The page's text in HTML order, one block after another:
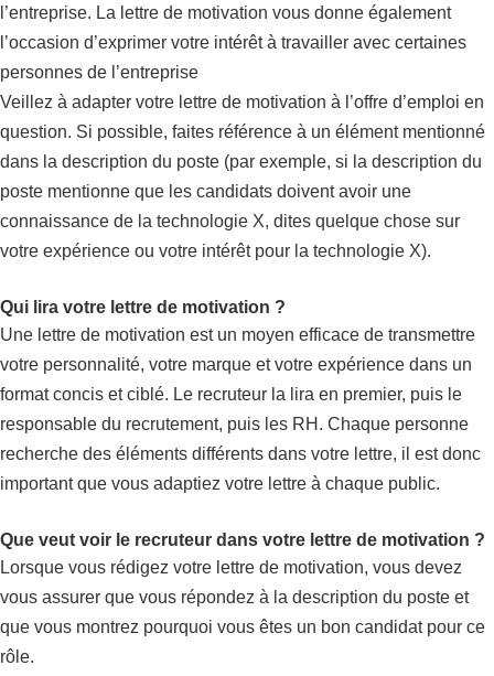
l’entreprise. La lettre de motivation vous donne également
l’occasion d’exprimer votre intérêt à travailler avec certaines
personnes de l’entreprise
Veillez à adapter votre lettre de motivation à l’offre d’emploi en
question. Si possible, faites référence à un élément mentionné
dans la description du poste (par exemple, si la description du
poste mentionne que les candidats doivent avoir une
connaissance de la technologie X, dites quelque chose sur
votre expérience ou votre intérêt pour la technologie X).
Qui lira votre lettre de motivation ?
Une lettre de motivation est un moyen efficace de transmettre
votre personnalité, votre marque et votre expérience dans un
format concis et ciblé. Le recruteur la lira en premier, puis le
responsable du recrutement, puis les RH. Chaque personne
recherche des éléments différents dans votre lettre, il est donc
important que vous adaptiez votre lettre à chaque public.
Que veut voir le recruteur dans votre lettre de motivation ?
Lorsque vous rédigez votre lettre de motivation, vous devez
vous assurer que vous répondez à la description du poste et
que vous montrez pourquoi vous êtes un bon candidat pour ce
rôle.